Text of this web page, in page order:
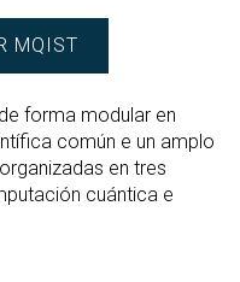
MQIST
forma modular en
común e un amplo
en tres
cuántica e